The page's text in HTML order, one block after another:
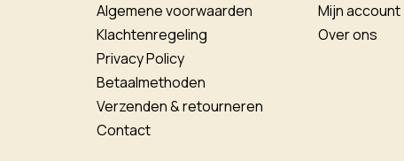
Algemene voorwaarden
Klachtenregeling
Privacy Policy
Betaalmethoden
Verzenden & retourneren
Contact
Mijn account
Over ons